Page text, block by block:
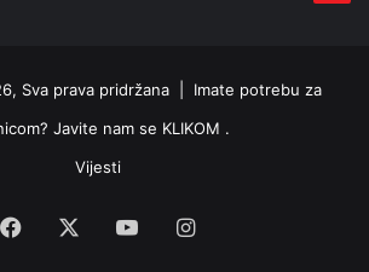
Sva prava pridržana | Imate potrebu za
Javite nam se KLIKOM .
Vijesti
Facebook YouTubeInstagram